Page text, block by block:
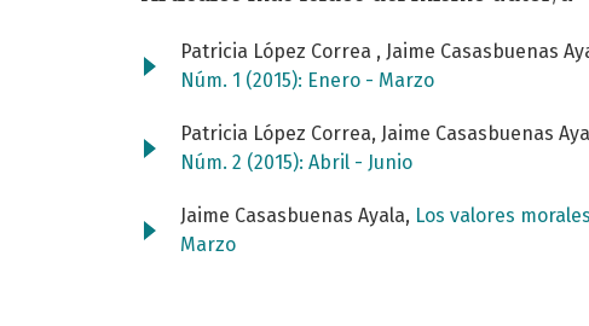
Patricia López Correa , Jaime Casasbuenas
Núm. 1 (2015): Enero - Marzo
Patricia López Correa, Jaime Casasbuenas
Núm. 2 (2015): Abril - Junio
Jaime Casasbuenas Ayala, Los valores
Marzo